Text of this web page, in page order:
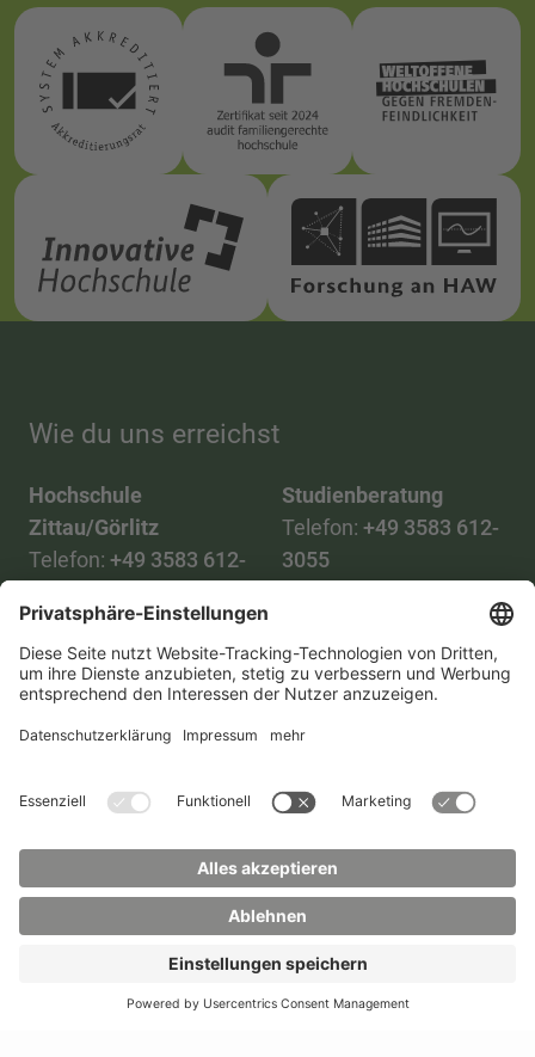
Wie du uns erreichst
Hochschule
Zittau/Görlitz
Telefon: +49 3583 612-
Mail:info(at)hszg.de
Studienberatung
Telefon: +49 3583 612-
3055
Mail:
stud.info(at)hszg.de
TransparenzgesetzKontakt Lageplan